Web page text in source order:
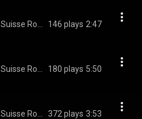
146 plays 2:47
180 plays 5:50
372 plays 3:53